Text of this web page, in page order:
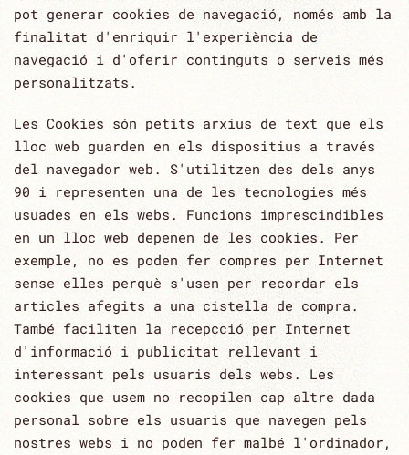
pot generar cookies de navegació, només amb la
finalitat d'enriquir l'experiència de
navegació i ‎d'oferir continguts o serveis més
personalitzats.‎
Les Cookies són petits arxius de text que els
lloc web guarden en els dispositius a través
del navegador web. S'utilitzen des dels anys
90 i representen una de les tecnologies més
usuades en els webs. Funcions imprescindibles
en un lloc web depenen de les cookies. Per
exemple, no es poden fer compres per Internet
sense elles perquè s'usen per recordar els
articles afegits a una cistella de compra.
També faciliten la recepcció per Internet
d'informació i publicitat rellevant i
interessant pels usuaris dels webs. Les
cookies que usem no recopilen cap altre dada
personal sobre els usuaris que navegen pels
nostres webs i no poden fer malbé l'ordinador,